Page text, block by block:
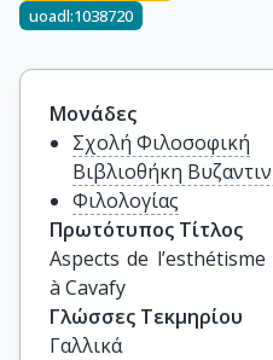
uoadl:1038720
Μονάδες
Σχολή Φιλοσοφική
Βιβλιοθήκη
Φιλολογίας
Πρωτότυπος Τίτλος
Aspects de
à Cavafy
Γλώσσες Τεκμηρίου
Γαλλικά